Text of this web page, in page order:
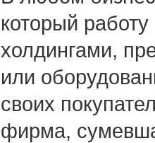
который
холдингами,
или
своих
фирма,